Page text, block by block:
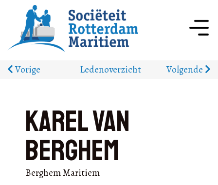
Vorige Ledenoverzicht Volgende
Karel van
Berghem
Berghem Maritiem